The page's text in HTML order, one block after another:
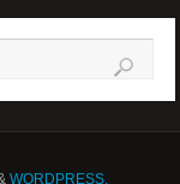
WORDPRESS.